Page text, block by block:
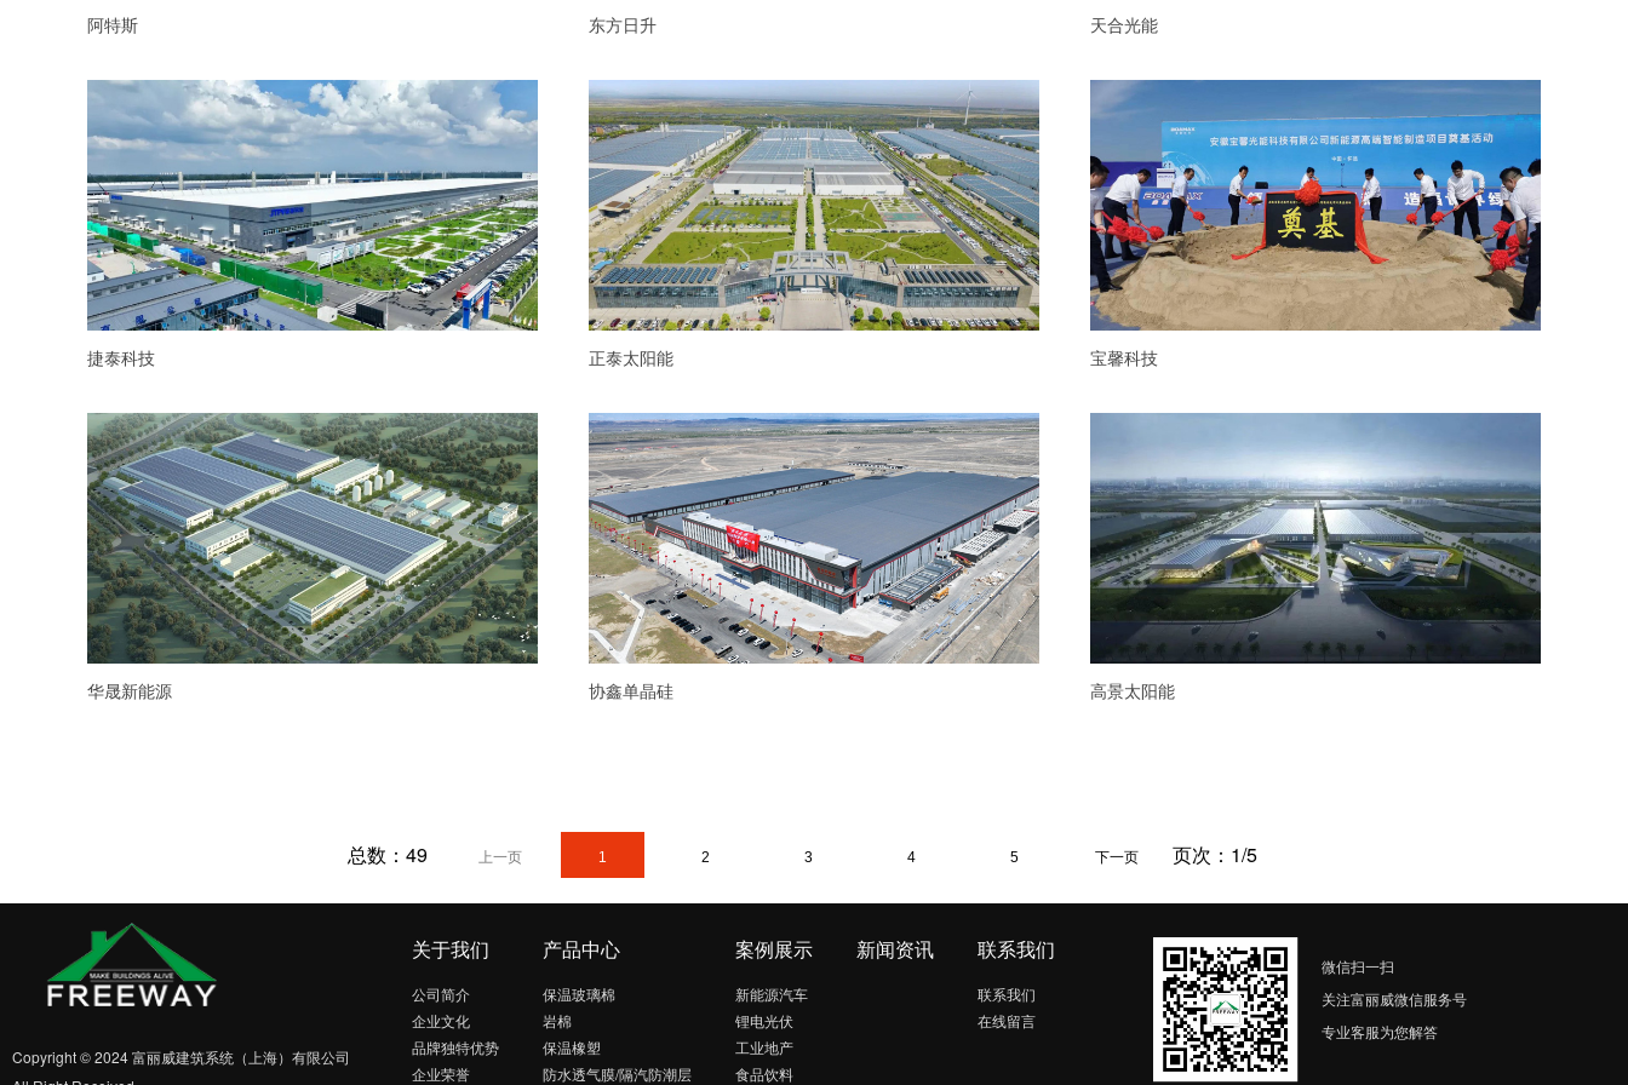
阿特斯 东方日升 天合光能
捷泰科技 正泰太阳能 宝馨科技
华晟新能源 协鑫单晶硅 高景太阳能
总数：49 上一页 1 2 3 4 5 下一页 页次：1/5
Copyright © 2024 富丽威建筑系统（上海）有限公司
关于我们
公司简介
企业文化
品牌独特优势
企业荣誉
产品中心
保温玻璃棉
岩棉
保温橡塑
防水透气膜/隔汽防潮层
案例展示
新能源汽车
锂电光伏
工业地产
食品饮料
新闻资讯 联系我们
联系我们
在线留言
微信扫一扫
关注富丽威微信服务号
专业客服为您解答